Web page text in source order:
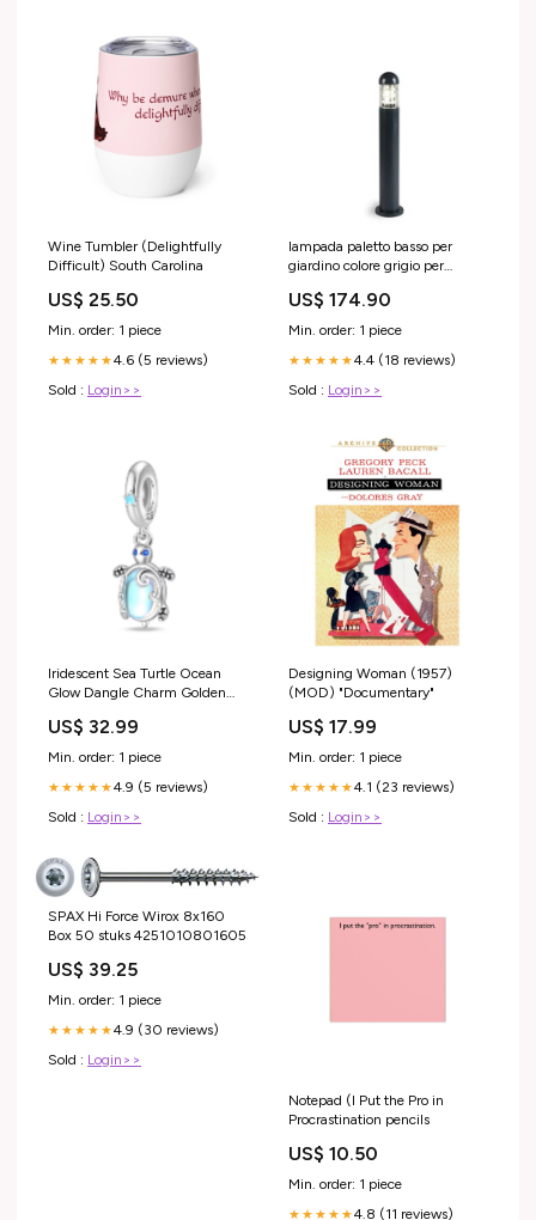
Wine Tumbler (Delightfully
Difficult) South Carolina
US$ 25.50
Min. order: 1 piece
★★★★★4.6 (5 reviews)
Sold : Login>>
lampada paletto basso per
giardino colore grigio per
Titre:Default Title
US$ 174.90
Min. order: 1 piece
★★★★★4.4 (18 reviews)
Sold : Login>>
Iridescent Sea Turtle Ocean
Glow Dangle Charm Golden
US$ 32.99
Min. order: 1 piece
★★★★★4.9 (5 reviews)
Sold : Login>>
Designing Woman (1957)
(MOD) "Documentary"
US$ 17.99
Min. order: 1 piece
★★★★★4.1 (23 reviews)
Sold : Login>>
SPAX Hi Force Wirox 8x160
Box 50 stuks 4251010801605
US$ 39.25
Min. order: 1 piece
★★★★★4.9 (30 reviews)
Sold : Login>>
Notepad (I Put the Pro in
Procrastination pencils
US$ 10.50
Min. order: 1 piece
★★★★★4.8 (11 reviews)